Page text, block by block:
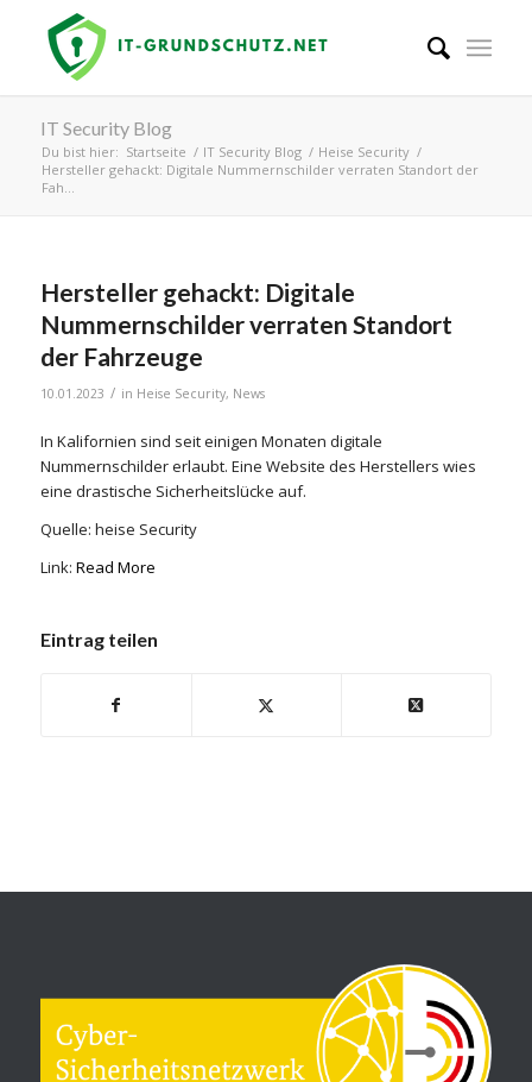
IT Security Blog
Du bist hier: Startseite / IT Security Blog / Heise Security /
Hersteller gehackt: Digitale Nummernschilder verraten Standort der
Fah...
Hersteller gehackt: Digitale
Nummernschilder verraten Standort
der Fahrzeuge
10.01.2023 / in Heise Security, News
In Kalifornien sind seit einigen Monaten digitale
Nummernschilder erlaubt. Eine Website des Herstellers wies
eine drastische Sicherheitslücke auf.
Quelle: heise Security
Link: Read More
Eintrag teilen